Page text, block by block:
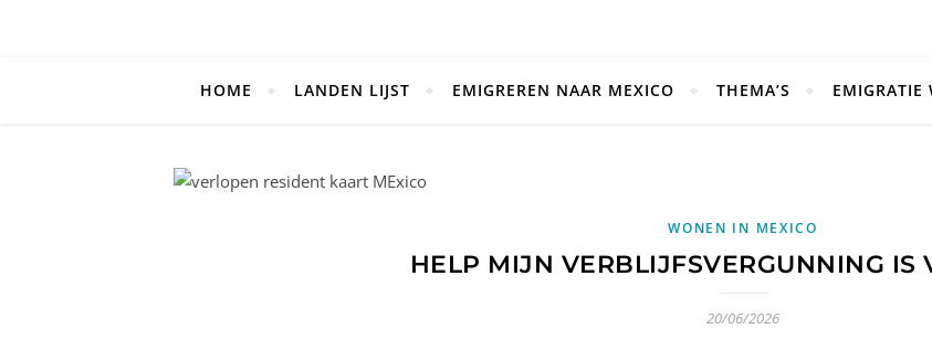
HOME LANDEN LIJST EMIGREREN NAAR MEXICO THEMA’S EMIGRATIE
WONEN IN MEXICO
HELP MIJN VERBLIJFSVERGUNNING IS
20/06/2026